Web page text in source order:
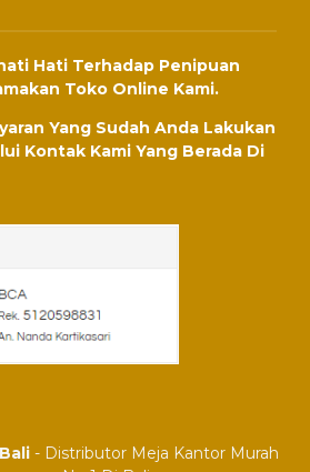
Hati Terhadap Penipuan
Toko Online Kami.
Yang Sudah Anda Lakukan
Kontak Kami Yang Berada Di
- Distributor Meja Kantor Murah